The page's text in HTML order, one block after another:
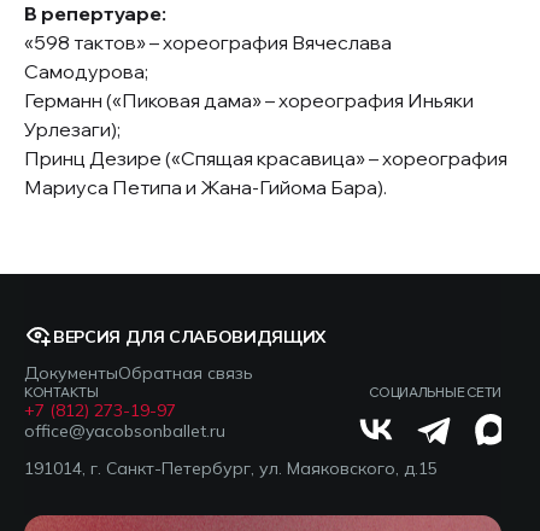
В репертуаре:
«598 тактов»– хореография Вячеслава
Самодурова;
Германн («Пиковая дама»– хореография Иньяки
Урлезаги);
Принц Дезире («Спящая красавица» – хореография
Мариуса Петипа и Жана-Гийома Бара).
ВЕРСИЯ ДЛЯ СЛАБОВИДЯЩИХ
ДокументыОбратная связь
КОНТАКТЫ
+7 (812) 273-19-97
office@yacobsonballet.ru
СОЦИАЛЬНЫЕ СЕТИ
191014, г. Санкт-Петербург, ул. Маяковского, д.15